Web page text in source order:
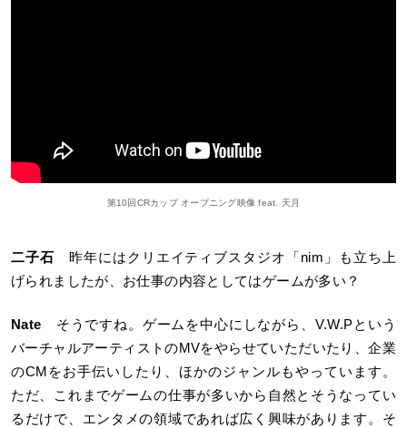
第10回CRカップ オープニング映像 feat. 天月
二子石 昨年にはクリエイティブスタジオ「nim」も立ち上
げられましたが、お仕事の内容としてはゲームが多い？
Nate そうですね。ゲームを中心にしながら、V.W.Pという
バーチャルアーティストのMVをやらせていただいたり、企業
のCMをお手伝いしたり、ほかのジャンルもやっています。
ただ、これまでゲームの仕事が多いから自然とそうなってい
るだけで、エンタメの領域であれば広く興味があります。そ